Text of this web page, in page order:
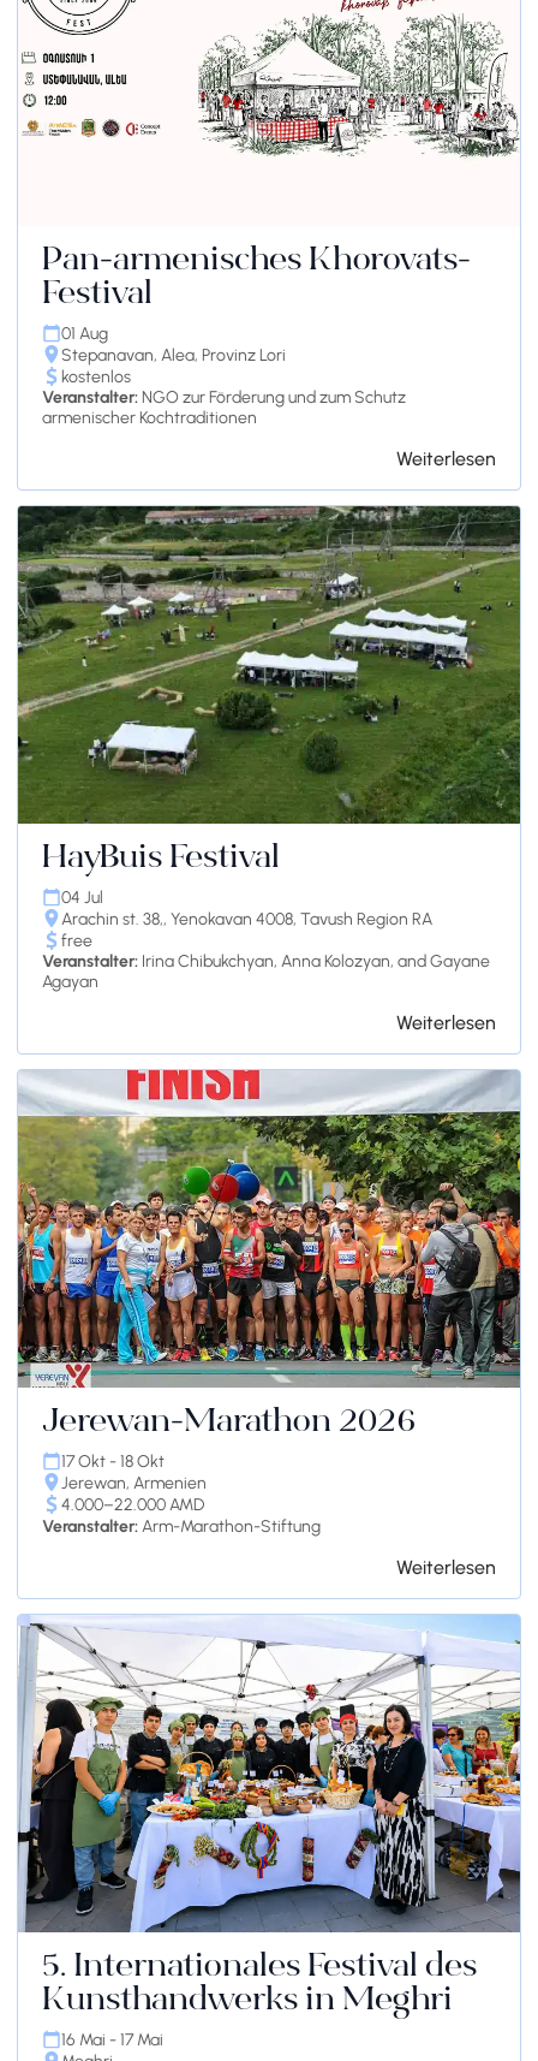
Pan-armenisches Khorovats-
Festival
01 Aug
Stepanavan, Alea, Provinz Lori
kostenlos
Veranstalter:NGO zur Förderung und zum Schutz
armenischer Kochtraditionen
Weiterlesen
HayBuis Festival
04 Jul
Arachin st. 38,, Yenokavan 4008, Tavush Region RA
free
Veranstalter: Irina Chibukchyan, Anna Kolozyan, and Gayane
Agayan
Weiterlesen
Jerewan-Marathon 2026
17 Okt - 18 Okt
Jerewan, Armenien
4.000–22.000 AMD
Veranstalter:Arm-Marathon-Stiftung
Weiterlesen
5. Internationales Festival des
Kunsthandwerks in Meghri
16 Mai - 17 Mai